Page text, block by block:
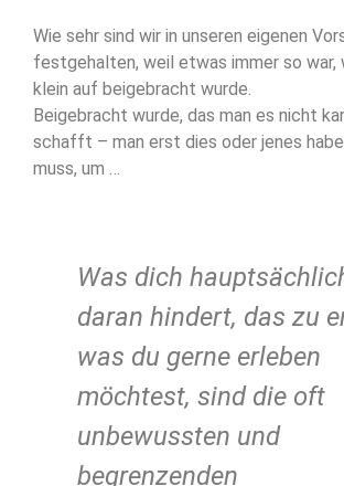
Wie sehr sind wir in unseren eigenen
festgehalten, weil etwas immer so war,
klein auf beigebracht wurde.
Beigebracht wurde, das man es nicht
schafft – man erst dies oder jenes
muss, um …
Was dich
daran hindert, das zu
was du gerne erleben
möchtest, sind die oft
unbewussten und
begrenzenden